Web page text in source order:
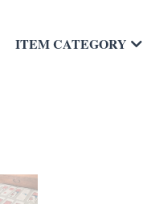
ITEM CATEGORY